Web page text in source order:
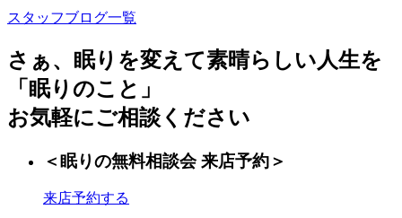
スタッフブログ一覧
さぁ、眠りを変えて素晴らしい人生を
「眠りのこと」
お気軽にご相談ください
＜眠りの無料相談会 来店予約＞
来店予約する